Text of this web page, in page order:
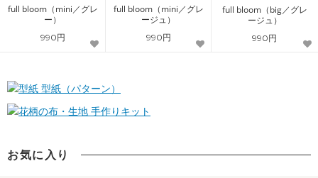
full bloom（mini／グレ
ー）
990円
full bloom（mini／グレ
ージュ）
990円
full bloom（big／グレ
ージュ）
990円
型紙（パターン）
手作りキット
お気に入り